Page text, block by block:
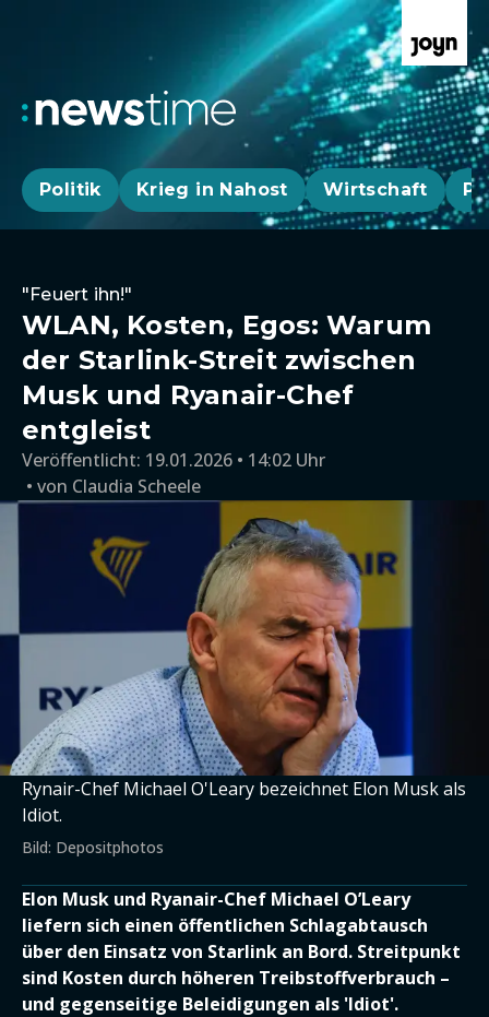
Politik Krieg in Nahost Wirtschaft
"Feuert ihn!"
WLAN, Kosten, Egos: Warum
der Starlink-Streit zwischen
Musk und Ryanair-Chef
entgleist
Veröffentlicht: 19.01.2026 • 14:02 Uhr
von Claudia Scheele
Rynair-Chef Michael O'Leary bezeichnet Elon Musk als
Idiot.
Bild: Depositphotos
Elon Musk und Ryanair-Chef Michael O’Leary
liefern sich einen öffentlichen Schlagabtausch
über den Einsatz von Starlink an Bord. Streitpunkt
sind Kosten durch höheren Treibstoffverbrauch –
und gegenseitige Beleidigungen als 'Idiot'.